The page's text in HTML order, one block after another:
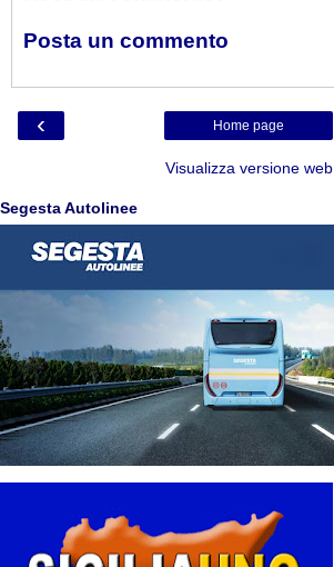
Posta un commento
‹ Home page
Visualizza versione web
Segesta Autolinee